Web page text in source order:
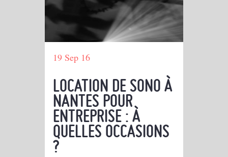
19 Sep 16
LOCATION DE SONO À
NANTES POUR
ENTREPRISE : À
QUELLES OCCASIONS
?